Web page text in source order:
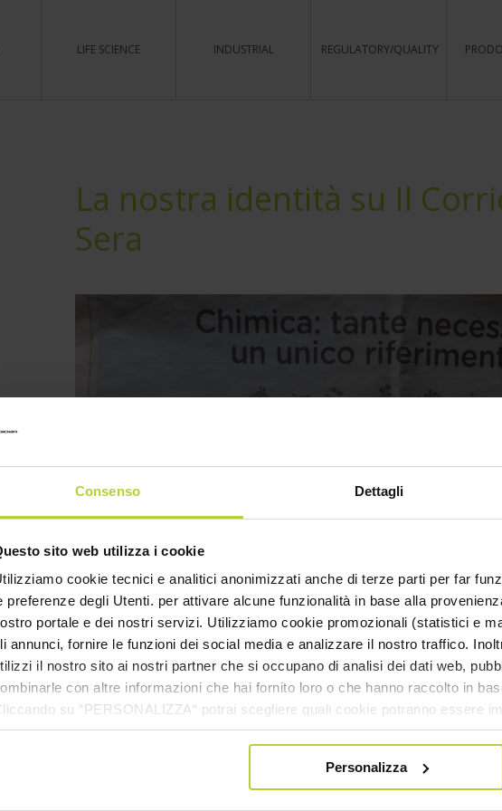
Consenso Dettagli
sito web utilizza i cookie
cookie tecnici e analitici anonimizzati anche di terze parti per far
preferenze degli Utenti. per attivare alcune funzionalità in base alla
portale e dei nostri servizi. Utilizziamo cookie promozionali (statistici e
annunci, fornire le funzioni dei social media e analizzare il nostro traffico.
il nostro sito ai nostri partner che si occupano di analisi dei dati web,
con altre informazioni che hai fornito loro o che hanno raccolto in
su “PERSONALIZZA“ potrai scegliere quali cookie potranno essere
sono necessari per il funzionamento del sito. Cliccando su “ACCETTA
informazioni complete ti invitiamo a consultare le "Informazioni sui Cookie" qui
Personalizza
LIFE SCIENCE INDUSTRIAL REGULATORY/QUALITY
La nostra identità su Il
Sera
Il messaggio Torchiani pubblicato nello “Speciale chimica”